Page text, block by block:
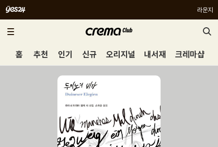
라운지
홈 추천 인기 신규 오리지널 내서재 크레마샵